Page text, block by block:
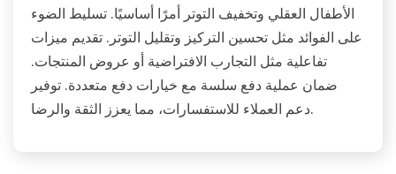
الأطفال العقلي وتخفيف التوتر أمرًا أساسيًا. تسليط الضوء
على الفوائد مثل تحسين التركيز وتقليل التوتر. تقديم ميزات
تفاعلية مثل التجارب الافتراضية أو عروض المنتجات.
ضمان عملية دفع سلسة مع خيارات دفع متعددة. توفير
دعم العملاء للاستفسارات، مما يعزز الثقة والرضا.